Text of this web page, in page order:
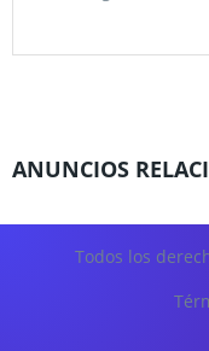
ANUNCIOS
Todos los